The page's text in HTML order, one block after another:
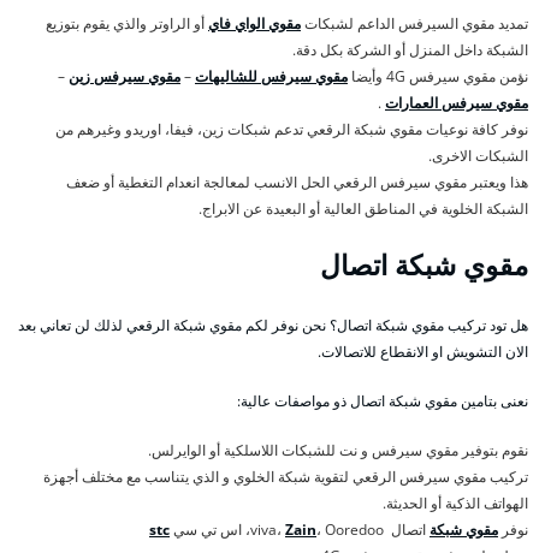
تمديد مقوي السيرفس الداعم لشبكاتمقوي الواي فايأو الراوتر والذي يقوم بتوزيع
الشبكة داخل المنزل أو الشركة بكل دقة.
نؤمن مقوي سيرفس 4G وأيضا
مقوي سيرفس للشاليهات–مقوي سيرفس زين–
مقوي سيرفس العمارات.
نوفر كافة نوعيات مقوي شبكة الرقعي تدعم شبكات زين، فيفا، اوريدو وغيرهم من
الشبكات الاخرى.
هذا ويعتبر مقوي سيرفس الرقعي الحل الانسب لمعالجة انعدام التغطية أو ضعف
الشبكة الخلوية في المناطق العالية أو البعيدة عن الابراج.
مقوي شبكة اتصال
هل تود تركيب مقوي شبكة اتصال؟ نحن نوفر لكم مقوي شبكة الرقعي لذلك لن تعاني بعد
الان التشويش او الانقطاع للاتصالات.
نعنى بتامين مقوي شبكة اتصال ذو مواصفات عالية:
نقوم بتوفير مقوي سيرفس و نت للشبكات اللاسلكية أو الوايرلس.
تركيب مقوي سيرفس الرقعي لتقوية شبكة الخلوي و الذي يتناسب مع مختلف أجهزة
الهواتف الذكية أو الحديثة.
نوفر مقوي شبكة اتصال viva، Zain، Ooredoo، اس تي سي
stc